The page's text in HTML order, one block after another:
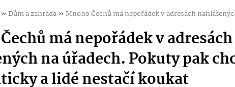
»Dům a zahrada»Mnoho Čechů má nepořádek v adresách
má nepořádek v adresách
na úřadech. Pokuty pak
a lidé nestačí koukat